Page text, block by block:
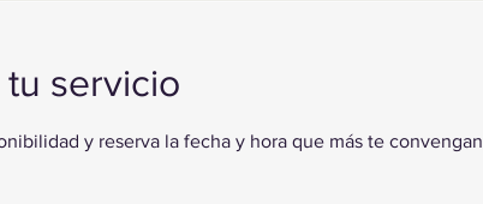
servicio
y reserva la fecha y hora que más te convengan